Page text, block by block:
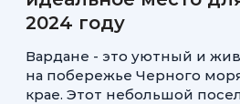
2024 году
Вардане - это уютный и
на побережье Черного
крае. Этот небольшой